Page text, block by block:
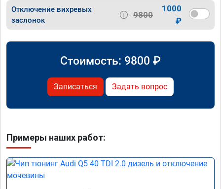
Отключение вихревых
заслонок
9800
1000
₽
Стоимость: 9800 ₽
Записаться Задать вопрос
Примеры наших работ: